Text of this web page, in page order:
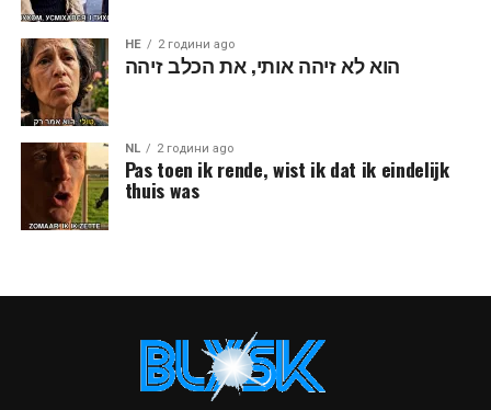
HE 2 години ago
הוא לא זיהה אותי, את הכלב זיהה
NL 2 години ago
Pas toen ik rende, wist ik dat ik eindelijk
thuis was